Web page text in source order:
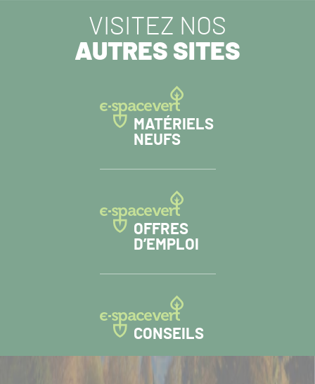
VISITEZ NOS
AUTRES SITES
MATÉRIELS
NEUFS
OFFRES
D’EMPLOI
CONSEILS